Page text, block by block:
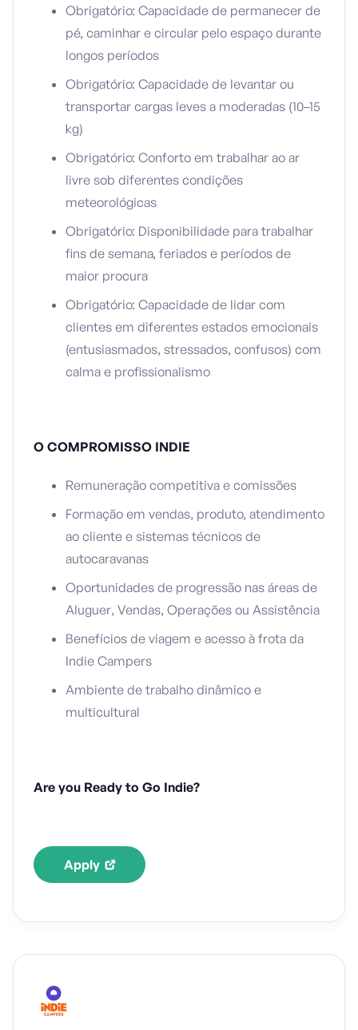
Obrigatório: Capacidade de permanecer de
pé, caminhar e circular pelo espaço durante
longos períodos
Obrigatório: Capacidade de levantar ou
transportar cargas leves a moderadas (10–15
kg)
Obrigatório: Conforto em trabalhar ao ar
livre sob diferentes condições
meteorológicas
Obrigatório: Disponibilidade para trabalhar
fins de semana, feriados e períodos de
maior procura
Obrigatório: Capacidade de lidar com
clientes em diferentes estados emocionais
(entusiasmados, stressados, confusos) com
calma e profissionalismo
O COMPROMISSO INDIE
Remuneração competitiva e comissões
Formação em vendas, produto, atendimento
ao cliente e sistemas técnicos de
autocaravanas
Oportunidades de progressão nas áreas de
Aluguer, Vendas, Operações ou Assistência
Benefícios de viagem e acesso à frota da
Indie Campers
Ambiente de trabalho dinâmico e
multicultural
Are you Ready to Go Indie?
Apply